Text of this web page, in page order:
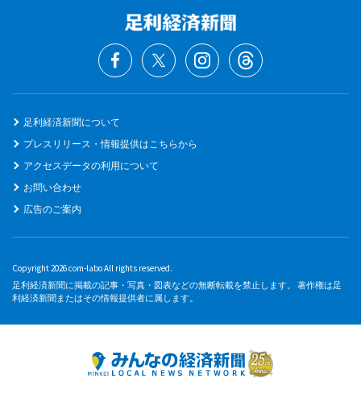
足利経済新聞について
プレスリリース・情報提供はこちらから
アクセスデータの利用について
お問い合わせ
広告のご案内
Copyright 2026 com-labo All rights reserved.
足利経済新聞に掲載の記事・写真・図表などの無断転載を禁止します。 著作権は足
利経済新聞またはその情報提供者に属します。